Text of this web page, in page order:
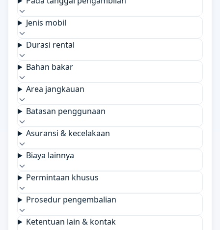
Jenis mobil
Durasi rental
Bahan bakar
Area jangkauan
Batasan penggunaan
Asuransi & kecelakaan
Biaya lainnya
Permintaan khusus
Prosedur pengembalian
Ketentuan lain & kontak